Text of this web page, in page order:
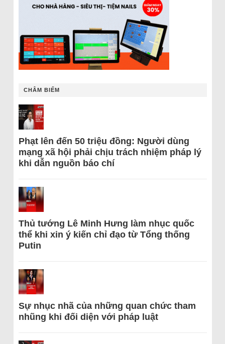
CHÂM BIẾM
Phạt lên đến 50 triệu đồng: Người dùng
mạng xã hội phải chịu trách nhiệm pháp lý
khi dẫn nguồn báo chí
Thủ tướng Lê Minh Hưng làm nhục quốc
thể khi xin ý kiến chỉ đạo từ Tổng thống
Putin
Sự nhục nhã của những quan chức tham
nhũng khi đối diện với pháp luật